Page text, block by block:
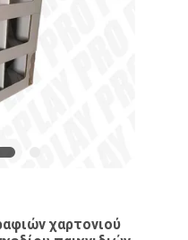
χαρτονιού